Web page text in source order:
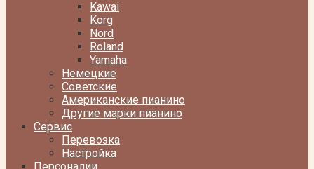
Kawai
Korg
Nord
Roland
Yamaha
Немецкие
Советские
Американские пианино
Другие марки пианино
Сервис
Перевозка
Настройка